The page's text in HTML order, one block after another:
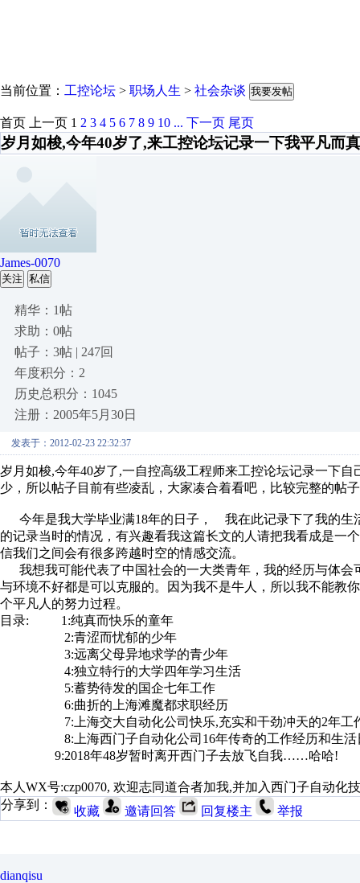
当前位置： 工控论坛 > 职场人生 > 社会杂谈 我要发帖
首页 上一页 1 2 3 4 5 6 7 8 9 10 ... 下一页 尾页
岁月如梭,今年40岁了,来工控论坛记录一下我平凡而
James-0070
关注 私信
精华：1帖
求助：0帖
帖子：3帖 | 247回
年度积分：2
历史总积分：1045
注册：2005年5月30日
发表于：2012-02-23 22:32:37
岁月如梭,今年40岁了,一自控高级工程师来工控论坛记录一下
少，所以帖子目前有些凌乱，大家凑合着看吧，比较完整的帖
今年是我大学毕业满18年的日子， 我在此记录下了我的生
的记录当时的情况，有兴趣看我这篇长文的人请把我看成是一
信我们之间会有很多跨越时空的情感交流。
我想我可能代表了中国社会的一大类青年，我的经历与体会
与环境不好都是可以克服的。因为我不是牛人，所以我不能教
个平凡人的努力过程。
目录: 1:纯真而快乐的童年
2:青涩而忧郁的少年
3:远离父母异地求学的青少年
4:独立特行的大学四年学习生活
5:蓄势待发的国企七年工作
6:曲折的上海滩魔都求职经历
7:上海交大自动化公司快乐,充实和干劲冲天的2年工
8:上海西门子自动化公司16年传奇的工作经历和生活
9:2018年48岁暂时离开西门子去放飞自我……哈哈!
本人WX号:czp0070, 欢迎志同道合者加我,并加入西门子自动化
分享到：
收藏 邀请回答 回复楼主 举报
dianqisu